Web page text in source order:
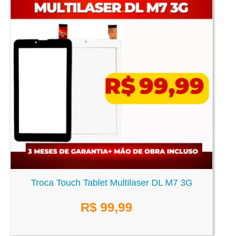
Troca Touch Tablet Multilaser DL M7 3G
R$ 99,99